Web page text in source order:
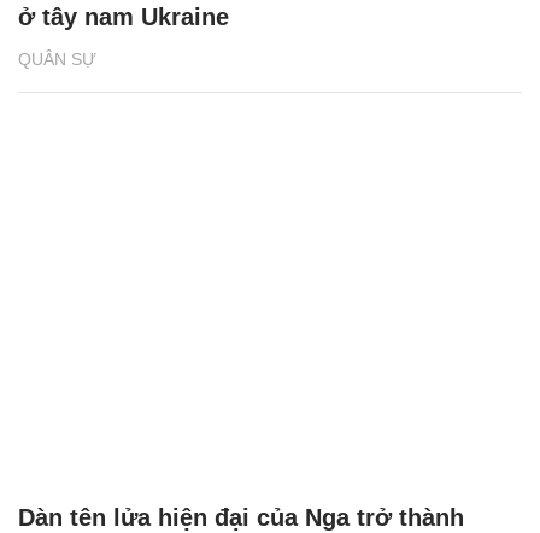
QUÂN SỰ
ở tây nam Ukraine
Dàn tên lửa hiện đại của Nga trở thành